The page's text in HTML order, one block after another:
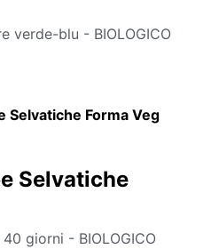
verde-blu - BIOLOGICO
Selvatiche
giorni - BIOLOGICO